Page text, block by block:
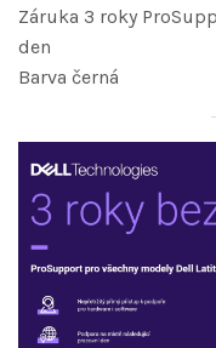
Záruka 3 roky
den
Barva černá